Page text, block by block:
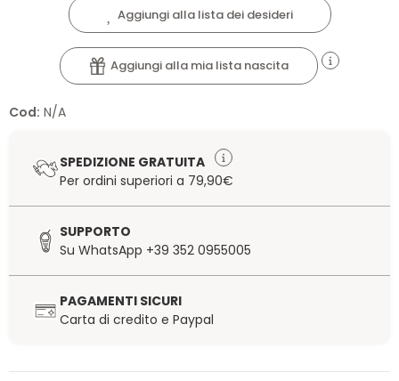
Aggiungi alla lista dei desideri
Aggiungi alla mia lista nascita
Cod: N/A
SPEDIZIONE GRATUITA
Per ordini superiori a 79,90€
SUPPORTO
Su WhatsApp +39 352 0955005
PAGAMENTI SICURI
Carta di credito e Paypal